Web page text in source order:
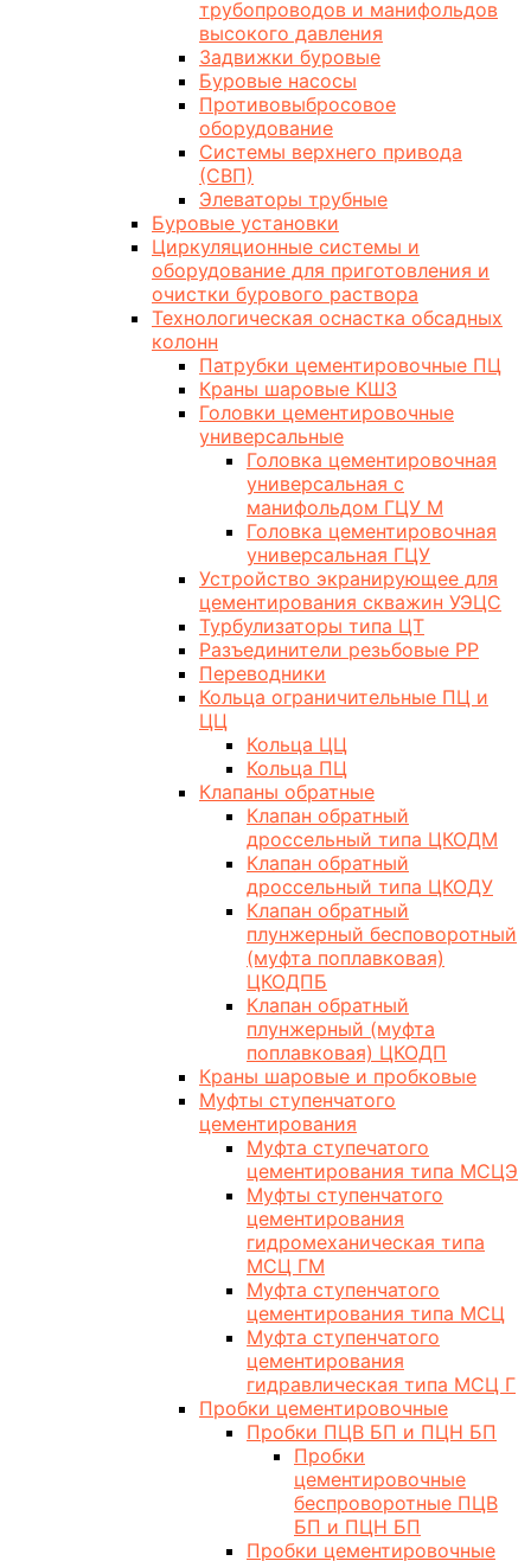
трубопроводов и манифольдов
высокого давления
Задвижки буровые
Буровые насосы
Противовыбросовое
оборудование
Системы верхнего привода
(СВП)
Элеваторы трубные
Буровые установки
Циркуляционные системы и
оборудование для приготовления и
очистки бурового раствора
Технологическая оснастка обсадных
колонн
Патрубки цементировочные ПЦ
Краны шаровые КШЗ
Головки цементировочные
универсальные
Головка цементировочная
универсальная с
манифольдом ГЦУ М
Головка цементировочная
универсальная ГЦУ
Устройство экранирующее для
цементирования скважин УЭЦС
Турбулизаторы типа ЦТ
Разъединители резьбовые РР
Переводники
Кольца ограничительные ПЦ и
ЦЦ
Кольца ЦЦ
Кольца ПЦ
Клапаны обратные
Клапан обратный
дроссельный типа ЦКОДМ
Клапан обратный
дроссельный типа ЦКОДУ
Клапан обратный
плунжерный бесповоротный
(муфта поплавковая)
ЦКОДПБ
Клапан обратный
плунжерный (муфта
поплавковая) ЦКОДП
Краны шаровые и пробковые
Муфты ступенчатого
цементирования
Муфта ступечатого
цементирования типа МСЦЭ
Муфты ступенчатого
цементирования
гидромеханическая типа
МСЦ ГМ
Муфта ступенчатого
цементирования типа МСЦ
Муфта ступенчатого
цементирования
гидравлическая типа МСЦ Г
Пробки цементировочные
Пробки ПЦВ БП и ПЦН БП
Пробки
цементировочные
беспроворотные ПЦВ
БП и ПЦН БП
Пробки цементировочные